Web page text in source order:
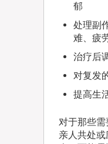
郁
处理副
难、疲
治疗后
对复发
提高生
对于那些
亲人共处